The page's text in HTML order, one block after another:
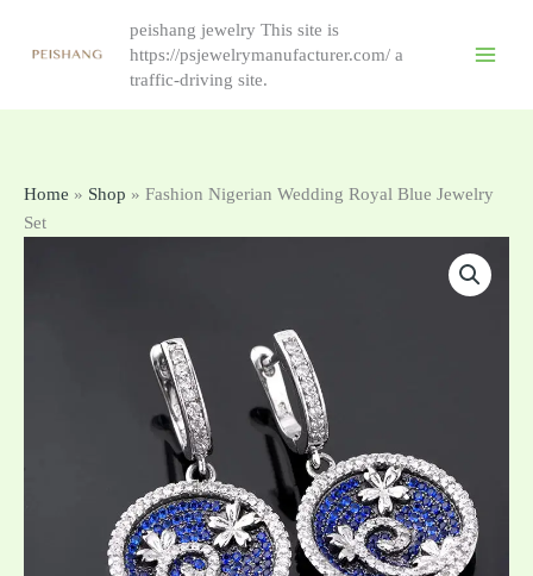
peishang jewelry This site is
https://psjewelrymanufacturer.com/ a
traffic-driving site.
Home » Shop » Fashion Nigerian Wedding Royal Blue Jewelry
Set